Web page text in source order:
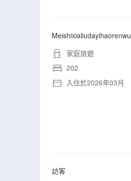
Meishixialiudayihaorenwu
家庭旅遊
202
入住於2026年03月
訪客